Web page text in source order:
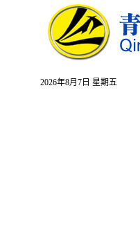
2026年8月7日 星期五